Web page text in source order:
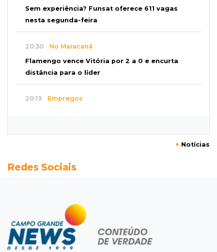
Sem experiência? Funsat oferece 611 vagas
nesta segunda-feira
20:30 No Maracanã
Flamengo vence Vitória por 2 a 0 e encurta
distância para o líder
20:13 Empregos
Vigia é amarrado durante roubo de carro e
Bragança Paulista
Corinthians vence Bragantino por 2 a 0 e sobe
para 7º no Brasileirão
+ Notícias
Redes Sociais